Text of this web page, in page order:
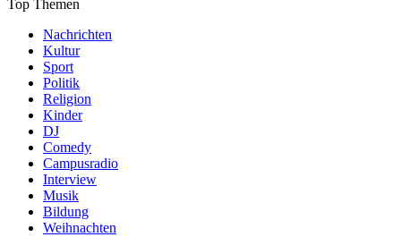
Top Themen
Nachrichten
Kultur
Sport
Politik
Religion
Kinder
DJ
Comedy
Campusradio
Interview
Musik
Bildung
Weihnachten